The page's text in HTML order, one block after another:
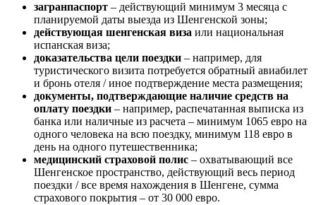
загранпаспорт – действующий минимум 3 месяца с
планируемой даты выезда из Шенгенской зоны;
действующая шенгенская виза или национальная
испанская виза;
доказательства цели поездки – например, для
туристического визита потребуется обратный авиабилет
и бронь отеля / иное подтверждение места размещения;
документы, подтверждающие наличие средств на
оплату поездки – например, распечатанная выписка из
банка или наличные из расчета – минимум 1065 евро на
одного человека на всю поездку, минимум 118 евро в
день на одного путешественника;
медицинский страховой полис – охватывающий все
Шенгенское пространство, действующий весь период
поездки / все время нахождения в Шенгене, сумма
страхового покрытия – от 30 000 евро.